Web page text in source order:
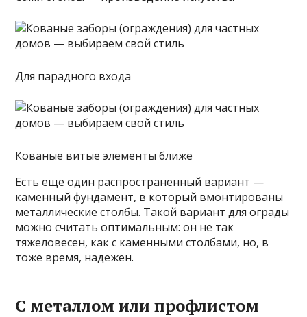
Для парадного входа
Кованые витые элементы ближе
Есть еще один распространенный вариант —
каменный фундамент, в который вмонтированы
металлические столбы. Такой вариант для ограды
можно считать оптимальным: он не так
тяжеловесен, как с каменными столбами, но, в
тоже время, надежен.
С металлом или профлистом